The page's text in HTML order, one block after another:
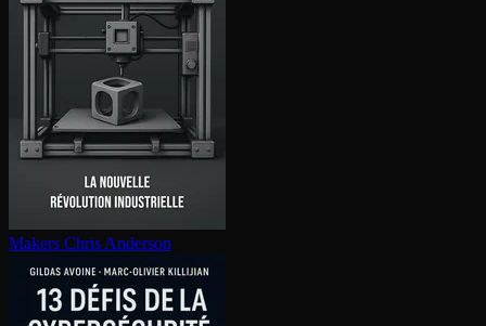
Makers Chris Anderson